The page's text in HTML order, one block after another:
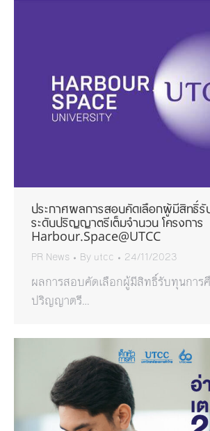
ประกาศผลการสอบคัดเลือกผู้มีสิทธิ์
ระดับปริญญาตรีเต็มจำนวน โครงการ
Harbour.Space@UTCC
PR News By utcc 24/11/2023
ผลการสอบคัดเลือกผู้มีสิทธิ์รับทุนการ
ปริญญาตรี…